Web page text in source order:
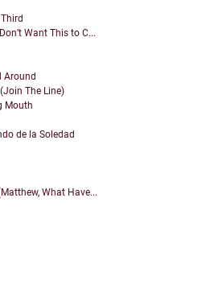
Want This to C...
Around
The Line)
Mouth
de la Soledad
What Have...